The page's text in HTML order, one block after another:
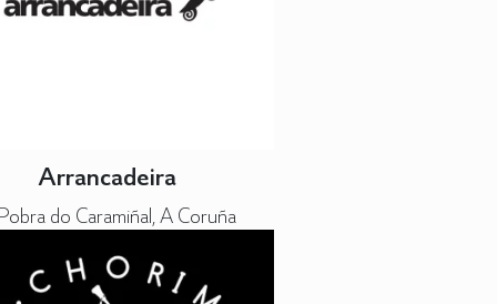
Arrancadeira
do Caramiñal, A Coruña